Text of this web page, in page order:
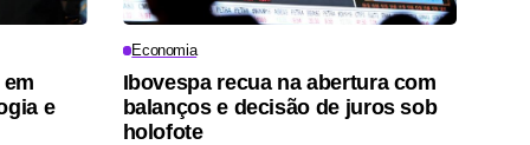
e
Economia
Ibovespa recua na abertura com
balanços e decisão de juros sob
holofote